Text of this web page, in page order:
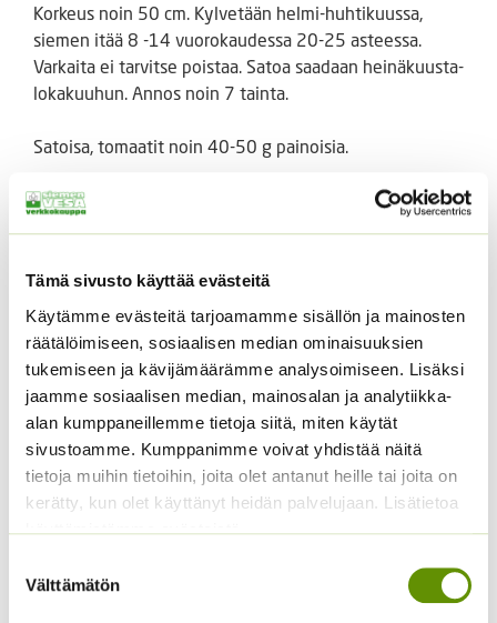
Tämä sivusto käyttää evästeitä
Käytämme evästeitä tarjoamamme sisällön ja mainosten
räätälöimiseen, sosiaalisen median ominaisuuksien
tukemiseen ja kävijämäärämme analysoimiseen. Lisäksi
jaamme sosiaalisen median, mainosalan ja analytiikka-
alan kumppaneillemme tietoja siitä, miten käytät
sivustoamme. Kumppanimme voivat yhdistää näitä
tietoja muihin tietoihin, joita olet antanut heille tai joita on
kerätty, kun olet käyttänyt heidän palvelujaan. Lisätietoa
käyttämistämme evästeistä
valinta
Välttämätön
Korkeus noin 50 cm. Kylvetään helmi-huhtikuussa,
siemen itää 8 -14 vuorokaudessa 20-25 asteessa.
Varkaita ei tarvitse poistaa. Satoa saadaan heinäkuusta-
lokakuuhun. Annos noin 7 tainta.
Satoisa, tomaatit noin 40-50 g painoisia.
Tutustu myös
Avomaankurkku Reinin
rypäle
Juuripersilja Puolipitkä
50 g